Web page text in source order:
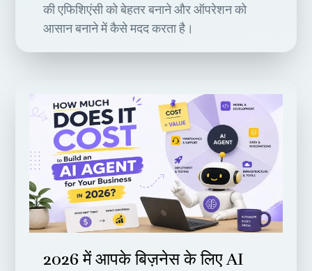
की एफिशिएंसी को बेहतर बनाने और ऑपरेशन को
आसान बनाने में कैसे मदद करता है।
2026 में आपके बिज़नेस के लिए AI